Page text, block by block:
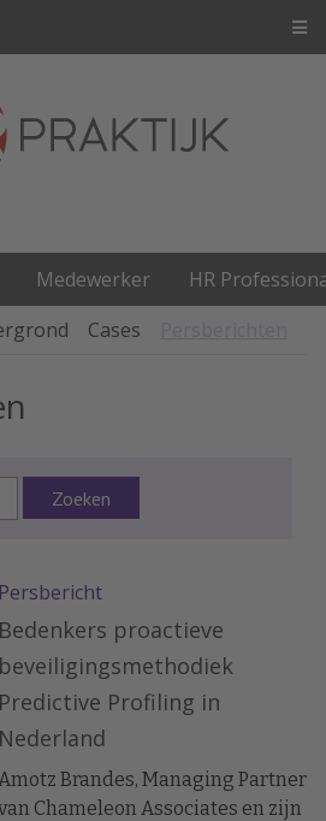
Medewerker
HR
Cases
Zoeken
Persbericht
Bedenkers proactieve
beveiligingsmethodiek
Predictive Profiling in
Nederland
Amotz Brandes, Managing Partner
Chameleon Associates en zijn